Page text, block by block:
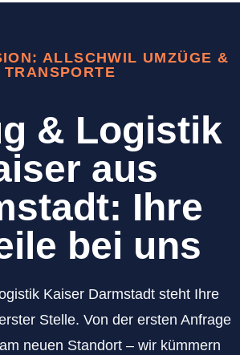
ALLSCHWIL UMZÜGE &
TRANSPORTE
& Logistik
aus
Ihre
bei uns
Kaiser Darmstadt steht Ihre
Stelle. Von der ersten Anfrage
neuen Standort – wir kümmern